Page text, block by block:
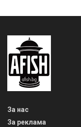
За нас
За реклама